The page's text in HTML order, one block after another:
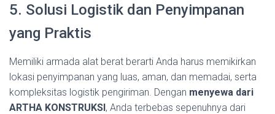
5. Solusi Logistik dan Penyimpanan
yang Praktis
Memiliki armada alat berat berarti Anda harus memikirkan
lokasi penyimpanan yang luas, aman, dan memadai, serta
kompleksitas logistik pengiriman. Dengan menyewa dari
ARTHA KONSTRUKSI, Anda terbebas sepenuhnya dari